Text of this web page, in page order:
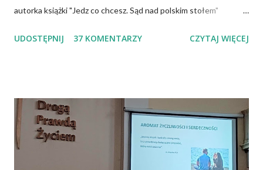
autorka książki "Jedz co chcesz. Sąd nad polskim stołem"
na temat żywności, często nie przedostaje się do opinii
możemy jeść w dowolnej ilości, bo są zupełnie nieszkodliwe.
Wiele podobnych w treści informacji znajduje się także w
Internecie. Można spotkać nawet specjalistów, którzy mają
kompletnie odmienne spojrzenie na ten sam problem. To budzi
UDOSTĘPNIJ 37 KOMENTARZY CZYTAJ WIĘCEJ